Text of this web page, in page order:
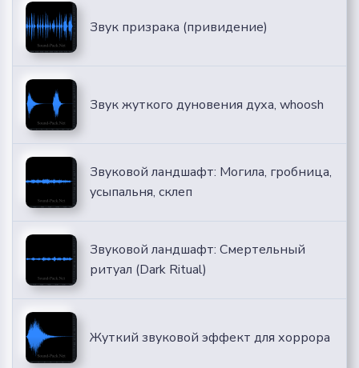
Звук призрака (привидение)
Звук жуткого дуновения духа, whoosh
Звуковой ландшафт: Могила, гробница,
усыпальня, склеп
Звуковой ландшафт: Смертельный
ритуал (Dark Ritual)
Жуткий звуковой эффект для хоррора